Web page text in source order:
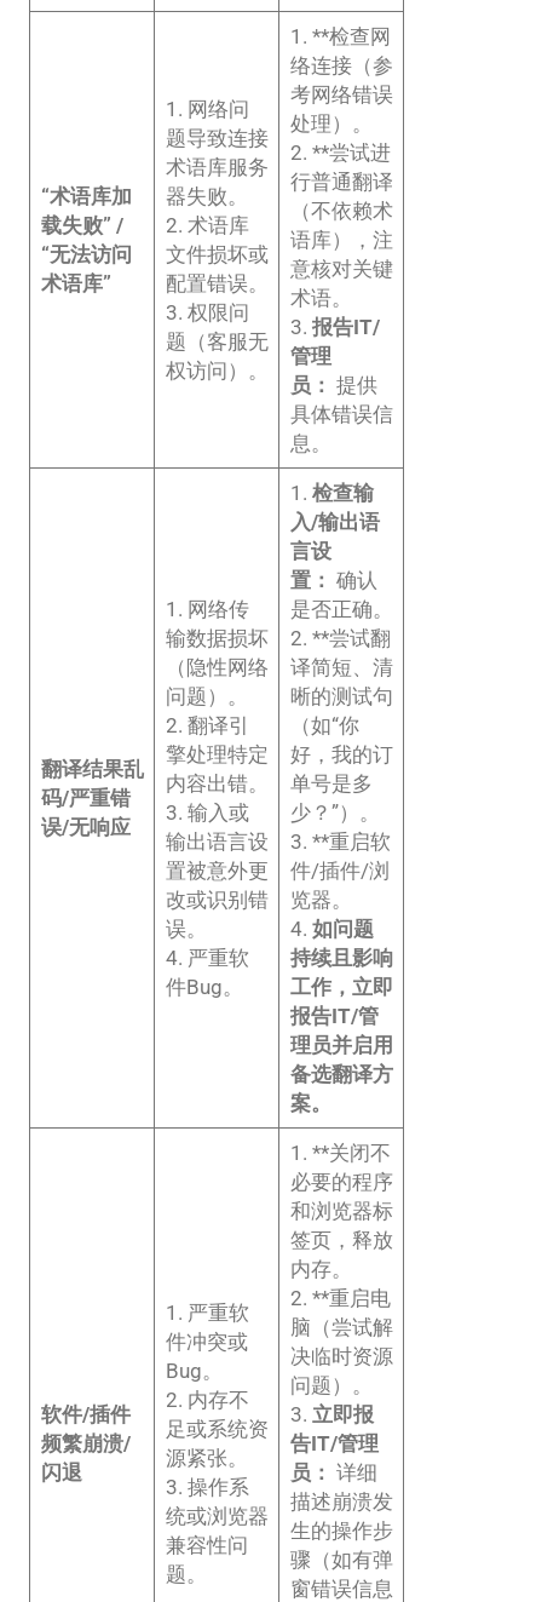
“术语库加
载失败” /
“无法访问
术语库”
1. 网络问
题导致连接
术语库服务
器失败。
2. 术语库
文件损坏或
配置错误。
3. 权限问
题（客服无
权访问）。
1. **检查网
络连接（参
考网络错误
处理）。
2. **尝试进
行普通翻译
（不依赖术
语库），注
意核对关键
术语。
3. 报告IT/
管理
员： 提供
具体错误信
息。
翻译结果乱
码/严重错
误/无响应
1. 网络传
输数据损坏
（隐性网络
问题）。
2. 翻译引
擎处理特定
内容出错。
3. 输入或
输出语言设
置被意外更
改或识别错
误。
4. 严重软
件Bug。
1. 检查输
入/输出语
言设
置： 确认
是否正确。
2. **尝试翻
译简短、清
晰的测试句
（如“你
好，我的订
单号是多
少？”）。
3. **重启软
件/插件/浏
览器。
4. 如问题
持续且影响
工作，立即
报告IT/管
理员并启用
备选翻译方
案。
软件/插件
频繁崩溃/
闪退
1. 严重软
件冲突或
Bug。
2. 内存不
足或系统资
源紧张。
3. 操作系
统或浏览器
兼容性问
题。
1. **关闭不
必要的程序
和浏览器标
签页，释放
内存。
2. **重启电
脑（尝试解
决临时资源
问题）。
3. 立即报
告IT/管理
员： 详细
描述崩溃发
生的操作步
骤（如有弹
窗错误信息